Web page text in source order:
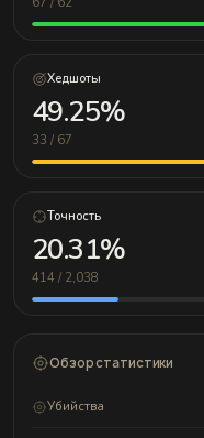
Хедшоты
49.25%
33 / 67
Точность
20.31%
414 / 2,038
Обзор статистики
Убийства